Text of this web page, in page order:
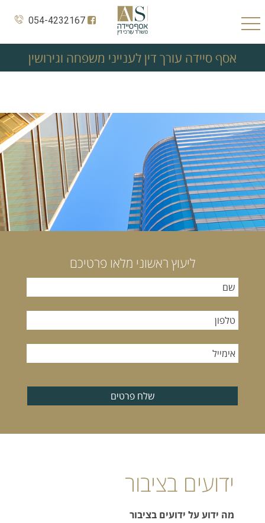
054-4232167
אסף סיידה עורך דין לענייני משפחה וגירושין
ליעוץ ראשוני מלאו פרטיכם
שלח פרטים
ידועים בציבור
מה ידוע על ידועים בציבור